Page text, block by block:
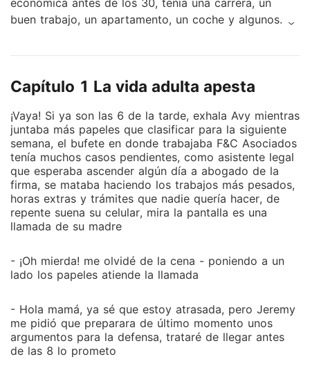
económica antes de los 30, tenía una carrera, un
buen trabajo, un apartamento, un coche y algunos
con su vida, cuando de pronto uno de sus amigos
que aún no había vivido su propia vida, resuelta a
cambiar esa situación decide crear una lista de cosas
que quiere hacer antes de morir. Todo iba según lo
planeado hasta que en una de sus aventuras es
socorrida por Michael Alexander Williams "Mike", un
hombre inteligente, exitoso, arrogante e
inhumanamente guapo, éste quedará fascinado por su
belleza y personalidad poco convencionales al punto
para persuadirla de involucrarlo en sus aventuras le
ofrece un trato, sorprendida e intrigada por las
intenciones del hombre más sensual que había visto
en su vida Avy decide aceptar, sin saber que con el
trato había sellado su destino. -------------------------
---------- Querido lector Esta novela es la primera de
Capítulo 1 La vida adulta apesta
¡Vaya! Si ya son las 6 de la tarde, exhala Avy mientras
juntaba más papeles que clasificar para la siguiente
semana, el bufete en donde trabajaba F&C Asociados
tenía muchos casos pendientes, como asistente legal
que esperaba ascender algún día a abogado de la
firma, se mataba haciendo los trabajos más pesados,
horas extras y trámites que nadie quería hacer, de
repente suena su celular, mira la pantalla es una
llamada de su madre
- ¡Oh mierda! me olvidé de la cena - poniendo a un
lado los papeles atiende la llamada
- Hola mamá, ya sé que estoy atrasada, pero Jeremy
me pidió que preparara de último momento unos
argumentos para la defensa, trataré de llegar antes
de las 8 lo prometo